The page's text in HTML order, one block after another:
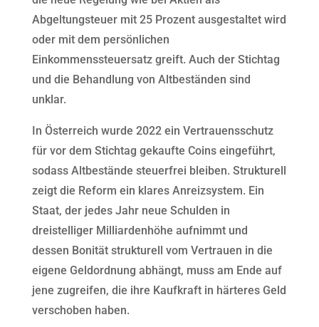
Abgeltungsteuer mit 25 Prozent ausgestaltet wird
oder mit dem persönlichen
Einkommenssteuersatz greift. Auch der Stichtag
und die Behandlung von Altbeständen sind
unklar.
In Österreich wurde 2022 ein Vertrauensschutz
für vor dem Stichtag gekaufte Coins eingeführt,
sodass Altbestände steuerfrei bleiben. Strukturell
zeigt die Reform ein klares Anreizsystem. Ein
Staat, der jedes Jahr neue Schulden in
dreistelliger Milliardenhöhe aufnimmt und
dessen Bonität strukturell vom Vertrauen in die
eigene Geldordnung abhängt, muss am Ende auf
jene zugreifen, die ihre Kaufkraft in härteres Geld
verschoben haben.